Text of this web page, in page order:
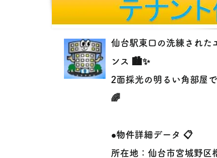
仙台駅東口の洗練された
ンス 🏙️✨
2面採光の明るい角部屋
🌈
●物件詳細データ 📋
所在地：仙台市宮城野区